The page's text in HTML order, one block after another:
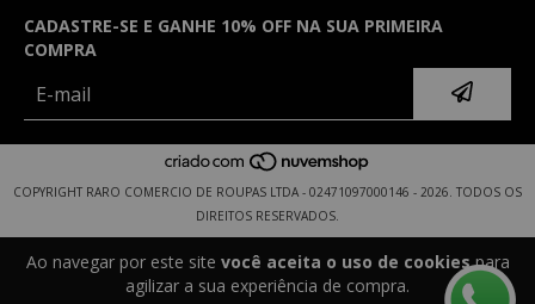
Ao navegar por este site você aceita o uso de cookiespara
agilizar a sua experiência de compra.
CADASTRE-SE E GANHE 10% OFF NA SUA PRIMEIRA
COMPRA
COPYRIGHT RARO COMERCIO DE ROUPAS LTDA - 02471097000146 - 2026. TODOS OS
DIREITOS RESERVADOS.